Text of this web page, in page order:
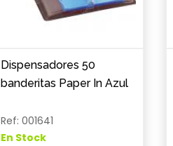
Dispensadores 50
banderitas Paper In Azul
Ref: 001641
En Stock